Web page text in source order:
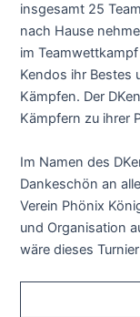
insgesamt 25
nach Hause
im
Kendos ihr Bestes
Kämpfen. Der
Kämpfern zu ihrer
Im Namen des
Dankeschön an
Verein Phönix
und Organisation
wäre dieses